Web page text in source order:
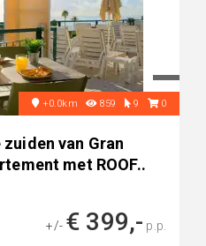
+0.0km 859 9 0
van Gran
met ROOF..
+/- € 399,- p.p.